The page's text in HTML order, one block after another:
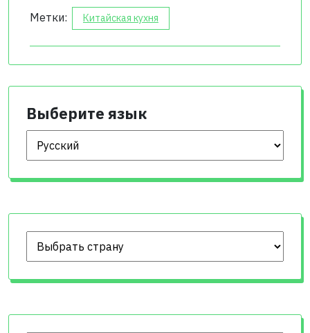
Метки: Китайская кухня
Выберите язык
Выберите язык